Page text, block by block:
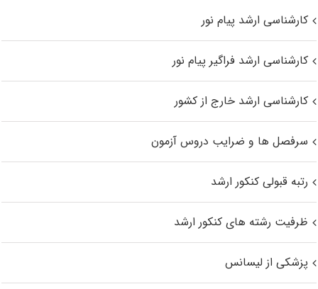
کارشناسی ارشد پیام نور
کارشناسی ارشد فراگیر پیام نور
کارشناسی ارشد خارج از کشور
سرفصل ها و ضرایب دروس آزمون
رتبه قبولی کنکور ارشد
ظرفیت رشته های کنکور ارشد
پزشکی از لیسانس